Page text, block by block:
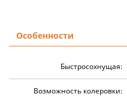
Особенности
Быстросохнущая:
Возможность колеровки: